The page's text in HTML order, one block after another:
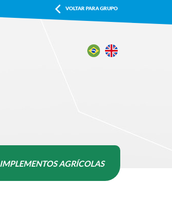
VOLTAR PARA GRUPO
IMPLEMENTOS AGRÍCOLAS